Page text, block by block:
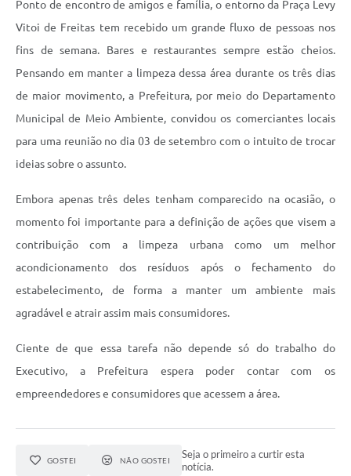
Ponto de encontro de amigos e família, o entorno da Praça Levy
Vitoi de Freitas tem recebido um grande fluxo de pessoas nos
fins de semana. Bares e restaurantes sempre estão cheios.
Pensando em manter a limpeza dessa área durante os três dias
de maior movimento, a Prefeitura, por meio do Departamento
Municipal de Meio Ambiente, convidou os comerciantes locais
para uma reunião no dia 03 de setembro com o intuito de trocar
ideias sobre o assunto.
Embora apenas três deles tenham comparecido na ocasião, o
momento foi importante para a definição de ações que visem a
contribuição com a limpeza urbana como um melhor
acondicionamento dos resíduos após o fechamento do
estabelecimento, de forma a manter um ambiente mais
agradável e atrair assim mais consumidores.
Ciente de que essa tarefa não depende só do trabalho do
Executivo, a Prefeitura espera poder contar com os
empreendedores e consumidores que acessem a área.
GOSTEI NÃO GOSTEI
Seja o primeiro a curtir esta
notícia.